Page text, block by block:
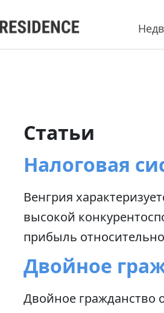
Статьи
Налоговая
Венгрия
высокой
прибыль
Двойное
Двойное гражданство